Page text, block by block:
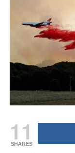
11
SHARES